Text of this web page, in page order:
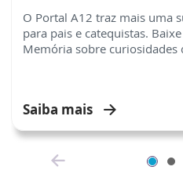
O Portal A12 traz mais uma
para pais e catequistas.
Memória sobre curiosidades
Saiba mais